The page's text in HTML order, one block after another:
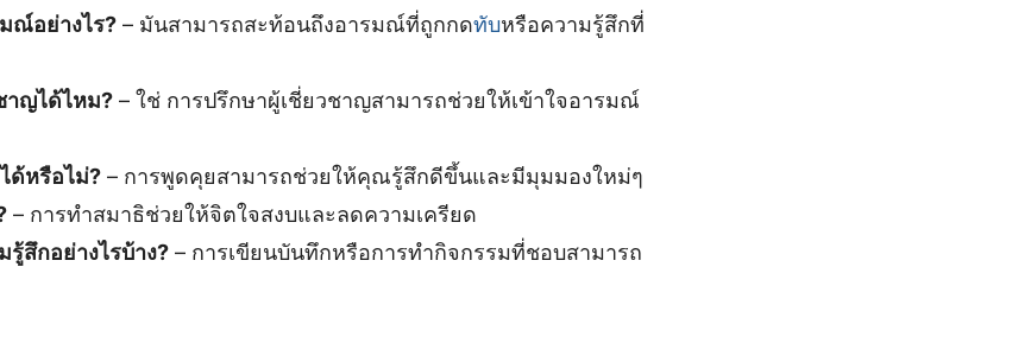
ณ์อย่างไร?– มันสามารถสะท้อนถึงอารมณ์ที่ถูกกดทับหรือความรู้สึกที่
าญได้ไหม?– ใช่ การปรึกษาผู้เชี่ยวชาญสามารถช่วยให้เข้าใจอารมณ์
ด้หรือไม่?– การพูดคุยสามารถช่วยให้คุณรู้สึกดีขึ้นและมีมุมมองใหม่ๆ
– การทำสมาธิช่วยให้จิตใจสงบและลดความเครียด
สึกอย่างไรบ้าง?– การเขียนบันทึกหรือการทำกิจกรรมที่ชอบสามารถ